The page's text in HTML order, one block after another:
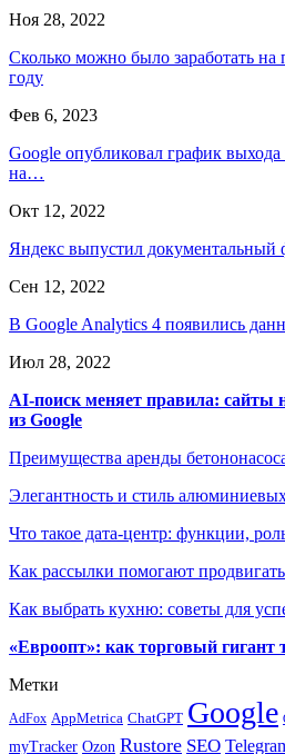
Ноя 28, 2022
Сколько можно было заработать на
году
Фев 6, 2023
Google опубликовал график
на…
Окт 12, 2022
Яндекс выпустил
Сен 12, 2022
В Google Analytics 4 появились
Июл 28, 2022
AI-поиск меняет правила: сайты
из Google
Преимущества аренды
Элегантность и стиль
Что такое дата-центр: функции,
Как рассылки помогают
Как выбрать кухню: советы для
«Евроопт»: как торговый гигант
Метки
AdFox AppMetrica ChatGPT Google
myTracker Ozon Rustore SEO